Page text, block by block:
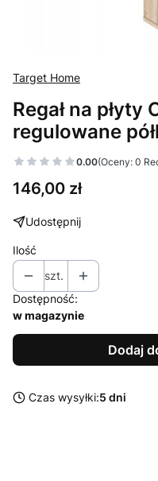
Target Home
Regał na płyty
regulowane
0.00(Oceny: 0
Cena
146,00 zł
Udostępnij
Ilość
szt.
Dostępność:
w magazynie
Dodaj
Czas wysyłki:5 dni